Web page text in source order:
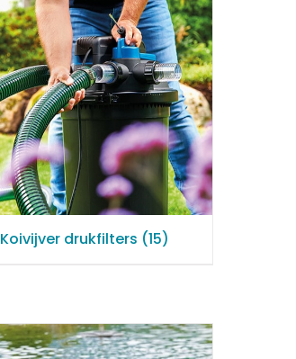
Koivijver drukfilters (15)